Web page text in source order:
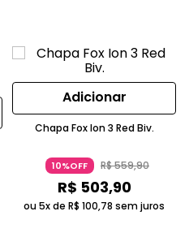
Adicionar
Chapa Fox Ion 3 Red Biv.
10%OFF R$559,90
R$ 503,90
ou 5x de R$ 100,78 sem juros